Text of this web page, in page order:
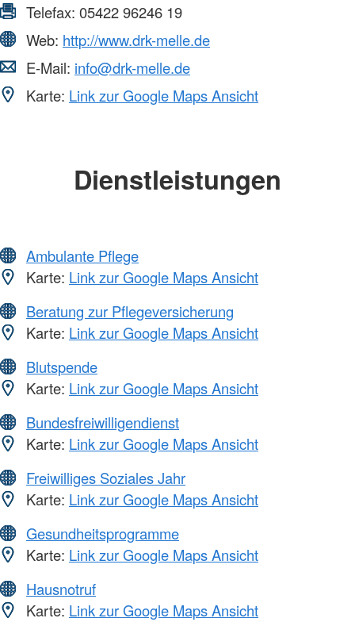
Telefax: 05422 96246 19
Web: http://www.drk-melle.de
E-Mail: info@drk-melle.de
Karte: Link zur Google Maps Ansicht
Dienstleistungen
Ambulante Pflege
Karte: Link zur Google Maps Ansicht
Beratung zur Pflegeversicherung
Karte: Link zur Google Maps Ansicht
Blutspende
Karte: Link zur Google Maps Ansicht
Bundesfreiwilligendienst
Karte: Link zur Google Maps Ansicht
Freiwilliges Soziales Jahr
Karte: Link zur Google Maps Ansicht
Gesundheitsprogramme
Karte: Link zur Google Maps Ansicht
Hausnotruf
Karte: Link zur Google Maps Ansicht